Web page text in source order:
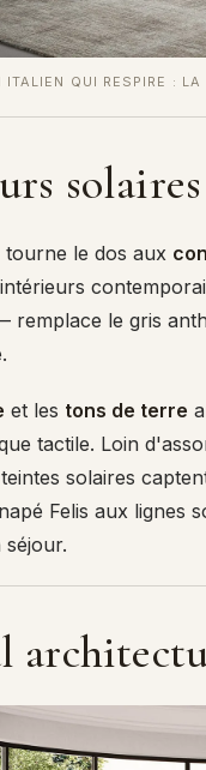
QUI RESPIRE :
tourne le dos aux
remplace le gris
et les tons de terre
tactile. Loin
solaires
Felis aux lignes